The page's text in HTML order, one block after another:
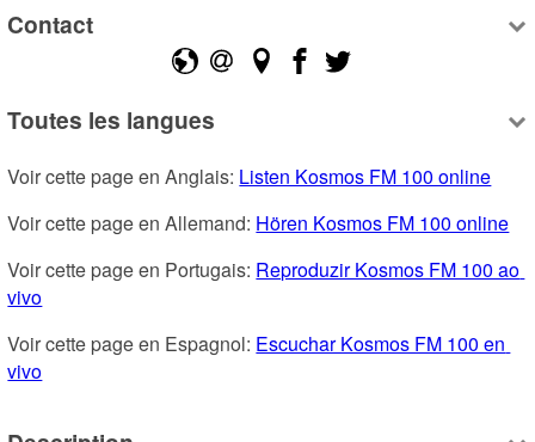
Contact
Toutes les langues
Voir cette page en Anglais: Listen Kosmos FM 100 online
Voir cette page en Allemand: Hören Kosmos FM 100 online
Voir cette page en Portugais: Reproduzir Kosmos FM 100 ao
vivo
Voir cette page en Espagnol: Escuchar Kosmos FM 100 en
vivo